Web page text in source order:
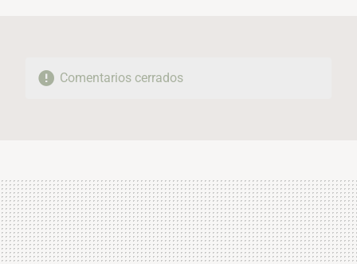
Comentarios cerrados